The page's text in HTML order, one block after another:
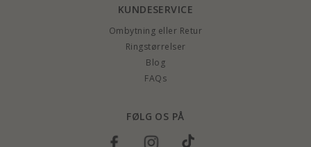
KUNDESERVICE
Ombytning eller Retur
Ringstørrelser
Blog
FAQs
FØLG OS PÅ